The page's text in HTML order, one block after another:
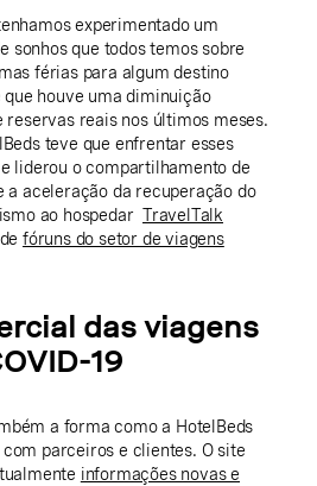
experimentado um
sonhos que todos temos sobre
férias para algum destino
houve uma diminuição
reservas reais nos últimos meses.
teve que enfrentar esses
e liderou o compartilhamento de
aceleração da recuperação do
ao hospedarTravelTalk
fóruns do setor de viagens
das viagens
19
a forma como a HotelBeds
parceiros e clientes. O site
informações novas e